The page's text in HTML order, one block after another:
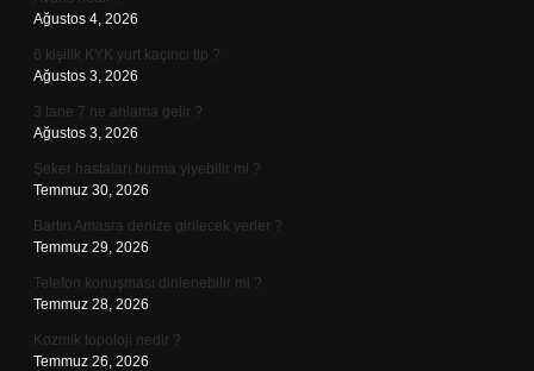
Ağustos 4, 2026
6 kişilik KYK yurt kaçıncı tip ?
Ağustos 3, 2026
3 tane 7 ne anlama gelir ?
Ağustos 3, 2026
Şeker hastaları hurma yiyebilir mi ?
Temmuz 30, 2026
Bartın Amasra denize girilecek yerler ?
Temmuz 29, 2026
Telefon konuşması dinlenebilir mi ?
Temmuz 28, 2026
Kozmik topoloji nedir ?
Temmuz 26, 2026